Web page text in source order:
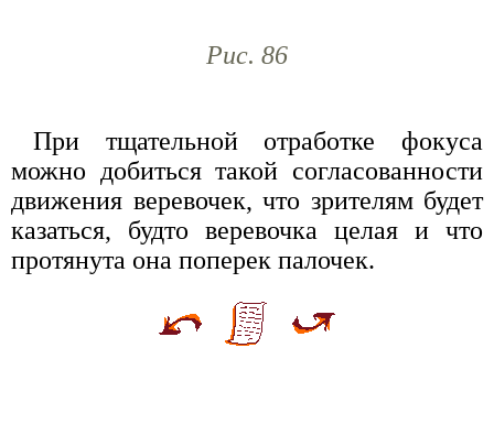
Рис. 86
При тщательной отработке фокуса
можно добиться такой согласованности
движения веревочек, что зрителям будет
казаться, будто веревочка целая и что
протянута она поперек палочек.